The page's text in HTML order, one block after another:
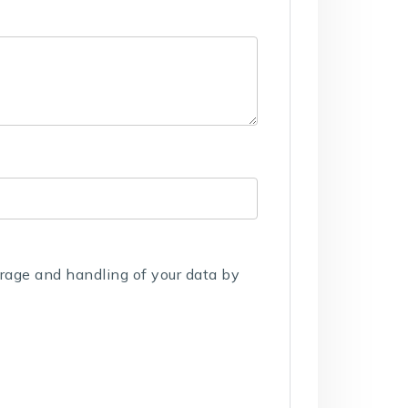
and handling of your data by